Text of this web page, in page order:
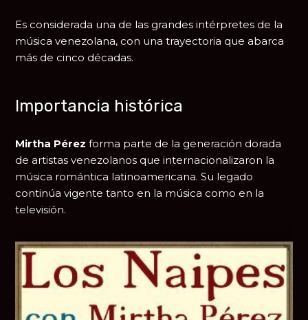
Es considerada una de las grandes intérpretes de la
música venezolana, con una trayectoria que abarca
más de cinco décadas.
Importancia histórica
Mirtha Pérez forma parte de la generación dorada
de artistas venezolanos que internacionalizaron la
música romántica latinoamericana. Su legado
continúa vigente tanto en la música como en la
televisión.